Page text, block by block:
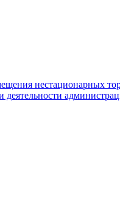
нестационарных
деятельности